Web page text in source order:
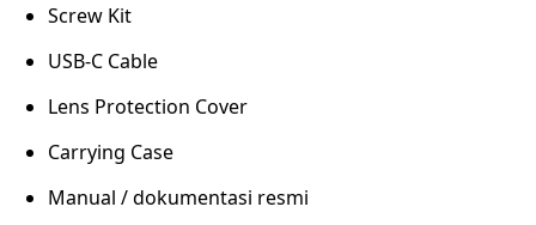
Screw Kit
USB-C Cable
Lens Protection Cover
Carrying Case
Manual / dokumentasi resmi